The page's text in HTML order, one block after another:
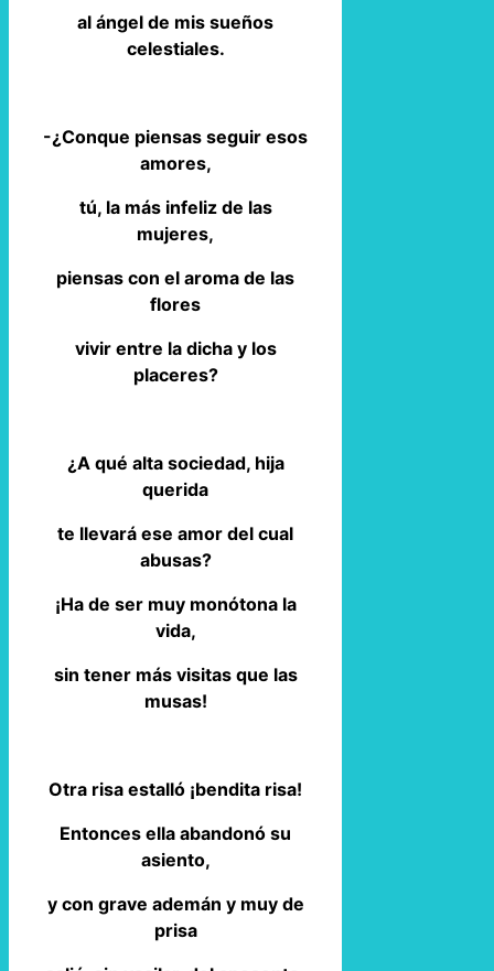
al ángel de mis sueños
celestiales.
-¿Conque piensas seguir esos
amores,
tú, la más infeliz de las
mujeres,
piensas con el aroma de las
flores
vivir entre la dicha y los
placeres?
¿A qué alta sociedad, hija
querida
te llevará ese amor del cual
abusas?
¡Ha de ser muy monótona la
vida,
sin tener más visitas que las
musas!
Otra risa estalló ¡bendita risa!
Entonces ella abandonó su
asiento,
y con grave ademán y muy de
prisa